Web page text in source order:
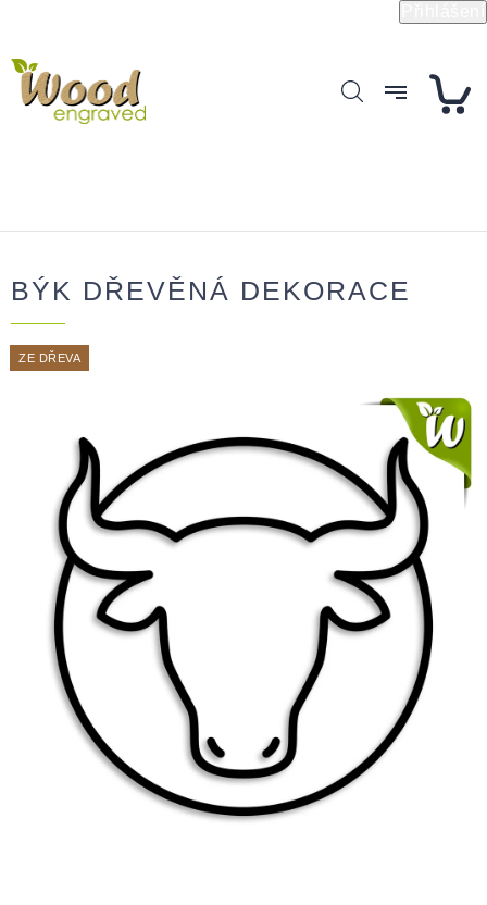
BÝK DŘEVĚNÁ DEKORACE
ZE DŘEVA